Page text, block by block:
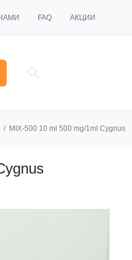
FAQ АКЦИИ
MIX-500 10 ml 500 mg/1ml Cygnus